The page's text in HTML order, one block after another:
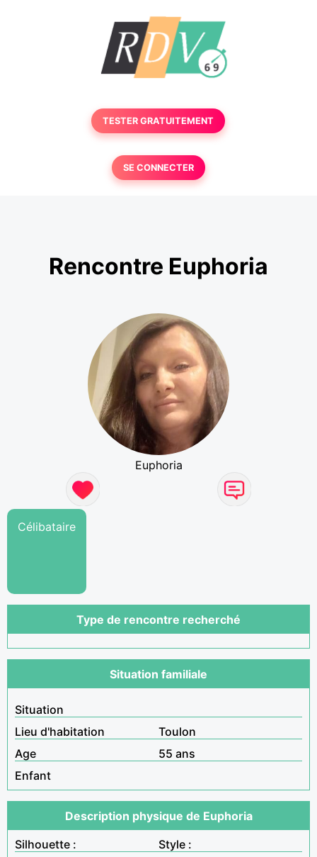
TESTER GRATUITEMENT
SE CONNECTER
Rencontre Euphoria
Euphoria
Célibataire
Type de rencontre recherché
Situation familiale
Situation
Lieu d'habitation
Toulon
Age
55 ans
Enfant
Description physique de Euphoria
Silhouette :
Style :